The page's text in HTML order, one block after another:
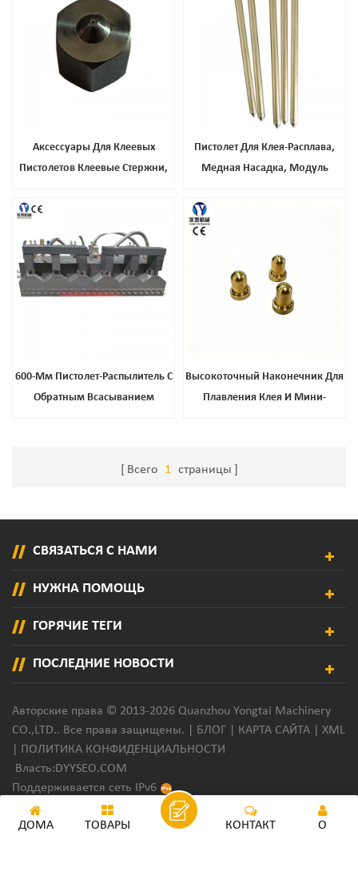
Аксессуары Для Клеевых
Пистолетов Клеевые Стержни,
Пистолет Для Клея-Расплава,
Медная Насадка, Модуль
600-Мм Пистолет-Распылитель С
Обратным Всасыванием
Высокоточный Наконечник Для
Плавления Клея И Мини-
Всего 1 страницы
СВЯЗАТЬСЯ С НАМИ
НУЖНА ПОМОЩЬ
ГОРЯЧИЕ ТЕГИ
ПОСЛЕДНИЕ НОВОСТИ
Авторские права © 2013-2026 Quanzhou Yongtai Machinery
CO.,LTD.. Все права защищены. | БЛОГ КАРТА САЙТА
XML
ПОЛИТИКА КОНФИДЕНЦИАЛЬНОСТИ
Власть:DYYSEO.COM
Поддерживается сеть IPv6
ДОМА ТОВАРЫ О
КОНТАКТ